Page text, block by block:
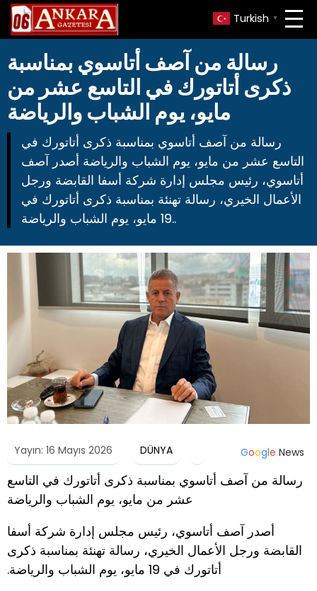
Turkish ▼
رسالة من آصف أتاسوي بمناسبة
ذكرى أتاتورك في التاسع عشر من
مايو، يوم الشباب والرياضة
رسالة من آصف أتاسوي بمناسبة ذكرى أتاتورك في
التاسع عشر من مايو، يوم الشباب والرياضة أصدر آصف
أتاسوي، رئيس مجلس إدارة شركة أسفا القابضة ورجل
الأعمال الخيري، رسالة تهنئة بمناسبة ذكرى أتاتورك في
19 مايو، يوم الشباب والرياضة..
Yayın: 16 Mayıs 2026 DÜNYA Google News
رسالة من آصف أتاسوي بمناسبة ذكرى أتاتورك في التاسع
عشر من مايو، يوم الشباب والرياضة
أصدر آصف أتاسوي، رئيس مجلس إدارة شركة أسفا
القابضة ورجل الأعمال الخيري، رسالة تهنئة بمناسبة ذكرى
أتاتورك في 19 مايو، يوم الشباب والرياضة.